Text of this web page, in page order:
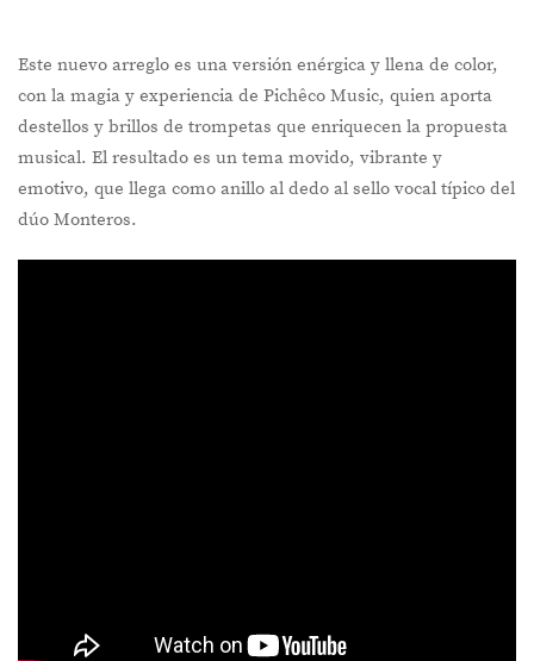
Este nuevo arreglo es una versión enérgica y llena de color,
con la magia y experiencia de Pichêco Music, quien aporta
destellos y brillos de trompetas que enriquecen la propuesta
musical. El resultado es un tema movido, vibrante y
emotivo, que llega como anillo al dedo al sello vocal típico del
dúo Monteros.